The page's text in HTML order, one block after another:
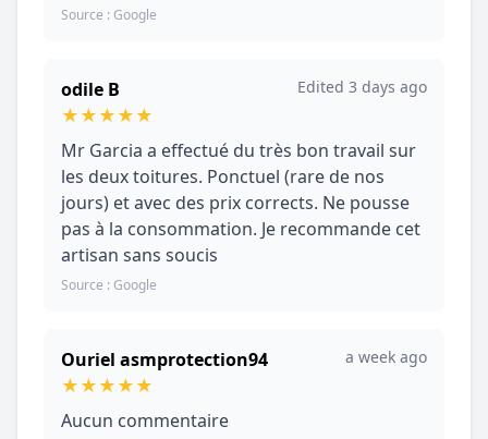
Source : Google
odile B
★★★★★
Edited 3 days ago
Mr Garcia a effectué du très bon travail sur
les deux toitures. Ponctuel (rare de nos
jours) et avec des prix corrects. Ne pousse
pas à la consommation. Je recommande cet
artisan sans soucis
Source : Google
Ouriel asmprotection94
★★★★★
a week ago
Aucun commentaire